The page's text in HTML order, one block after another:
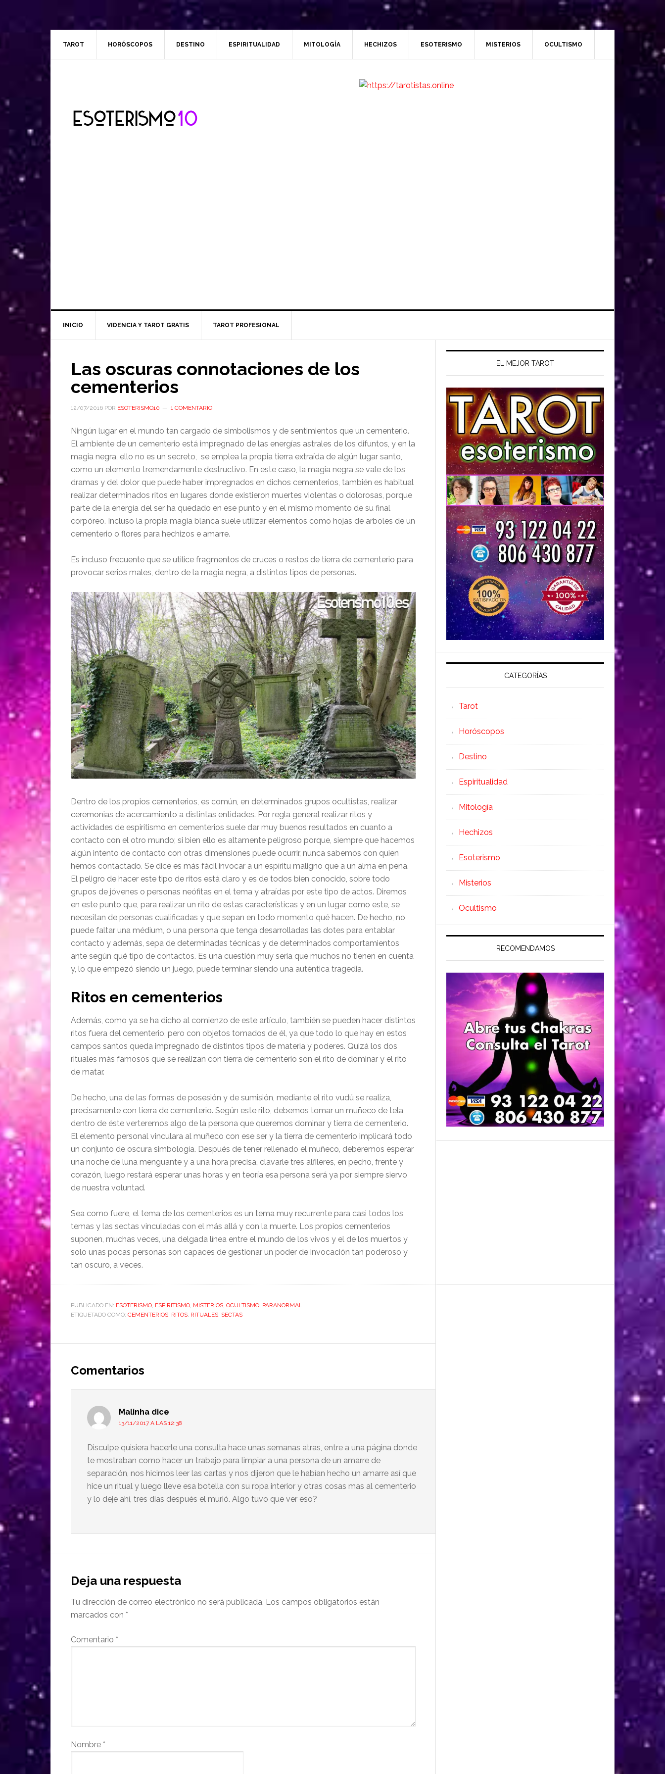
TAROT HORÓSCOPOS DESTINO ESPIRITUALIDAD MITOLOGÍA HECHIZOS ESOTERISMO MISTERIOS OCULTISMO
INICIO VIDENCIA Y TAROT GRATIS TAROT PROFESIONAL
Las oscuras connotaciones de los
cementerios
12/07/2016 POR ESOTERISMO10 1 COMENTARIO
Ningún lugar en el mundo tan cargado de simbolismos y de sentimientos que un cementerio.
El ambiente de un cementerio está impregnado de las energías astrales de los difuntos, y en la
magia negra, ello no es un secreto, se emplea la propia tierra extraída de algún lugar santo,
como un elemento tremendamente destructivo. En este caso, la magia negra se vale de los
dramas y del dolor que puede haber impregnados en dichos cementerios, también es habitual
realizar determinados ritos en lugares donde existieron muertes violentas o dolorosas, porque
parte de la energía del ser ha quedado en ese punto y en el mismo momento de su final
corpóreo. Incluso la propia magia blanca suele utilizar elementos como hojas de arboles de un
cementerio o flores para hechizos e amarre.
Es incluso frecuente que se utilice fragmentos de cruces o restos de tierra de cementerio para
provocar serios males, dentro de la magia negra, a distintos tipos de personas.
Dentro de los propios cementerios, es común, en determinados grupos ocultistas, realizar
ceremonias de acercamiento a distintas entidades. Por regla general realizar ritos y
actividades de espiritismo en cementerios suele dar muy buenos resultados en cuanto a
contacto con el otro mundo; si bien ello es altamente peligroso porque, siempre que hacemos
algún intento de contacto con otras dimensiones puede ocurrir, nunca sabemos con quien
hemos contactado. Se dice es más fácil invocar a un espíritu maligno que a un alma en pena.
El peligro de hacer este tipo de ritos está claro y es de todos bien conocido, sobre todo
grupos de jóvenes o personas neófitas en el tema y atraídas por este tipo de actos. Diremos
en este punto que, para realizar un rito de estas características y en un lugar como este, se
necesitan de personas cualificadas y que sepan en todo momento qué hacen. De hecho, no
puede faltar una médium, o una persona que tenga desarrolladas las dotes para entablar
contacto y además, sepa de determinadas técnicas y de determinados comportamientos
ante según qué tipo de contactos. Es una cuestión muy seria que muchos no tienen en cuenta
y, lo que empezó siendo un juego, puede terminar siendo una auténtica tragedia.
Ritos en cementerios
Además, como ya se ha dicho al comienzo de este artículo, también se pueden hacer distintos
ritos fuera del cementerio, pero con objetos tomados de él, ya que todo lo que hay en estos
campos santos queda impregnado de distintos tipos de materia y poderes. Quizá los dos
rituales más famosos que se realizan con tierra de cementerio son el rito de dominar y el rito
de matar.
De hecho, una de las formas de posesión y de sumisión, mediante el rito vudú se realiza,
precisamente con tierra de cementerio. Según este rito, debemos tomar un muñeco de tela,
dentro de éste verteremos algo de la persona que queremos dominar y tierra de cementerio.
El elemento personal vinculara al muñeco con ese ser y la tierra de cementerio implicará todo
un conjunto de oscura simbología. Después de tener rellenado el muñeco, deberemos esperar
una noche de luna menguante y a una hora precisa, clavarle tres alfileres, en pecho, frente y
corazón, luego restará esperar unas horas y en teoría esa persona será ya por siempre siervo
de nuestra voluntad.
Sea como fuere, el tema de los cementerios es un tema muy recurrente para casi todos los
temas y las sectas vinculadas con el más allá y con la muerte. Los propios cementerios
suponen, muchas veces, una delgada línea entre el mundo de los vivos y el de los muertos y
solo unas pocas personas son capaces de gestionar un poder de invocación tan poderoso y
tan oscuro, a veces.
PUBLICADO EN: ESOTERISMO ESPIRITISMO MISTERIOS OCULTISMO PARANORMAL
ETIQUETADO COMO: CEMENTERIOS RITOS RITUALES SECTAS
Comentarios
Malinha dice
13/11/2017 A LAS 12:38
Disculpe quisiera hacerle una consulta hace unas semanas atras, entre a una página donde
te mostraban como hacer un trabajo para limpiar a una persona de un amarre de
separación, nos hicimos leer las cartas y nos dijeron que le habían hecho un amarre así que
hice un ritual y luego lleve esa botella con su ropa interior y otras cosas mas al cementerio
y lo deje ahí, tres dias después el murió. Algo tuvo que ver eso?
Deja una respuesta
Tu dirección de correo electrónico no será publicada. Los campos obligatorios están
marcados con *
Comentario *
Nombre *
EL MEJOR TAROT
CATEGORÍAS
Tarot
Horóscopos
Destino
Espiritualidad
Mitología
Hechizos
Esoterismo
Misterios
Ocultismo
RECOMENDAMOS